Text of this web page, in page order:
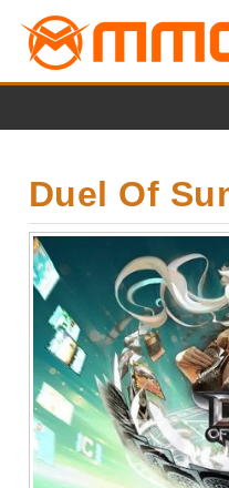
Duel Of